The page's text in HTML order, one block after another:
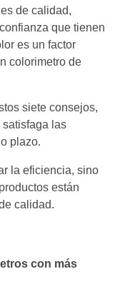
de calidad,
que tienen
es un factor
colorimetro de
siete consejos,
las
plazo.
la eficiencia, sino
están
calidad.
con más